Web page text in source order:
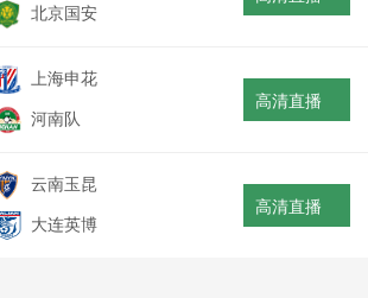
北京国安
上海申花
河南队
高清直播
云南玉昆
大连英博
高清直播